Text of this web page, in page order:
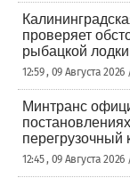
проверяет
рыбацкой лодки
12:59 , 09 Августа
Минтранс
перегрузочный
12:45 , 09 Августа